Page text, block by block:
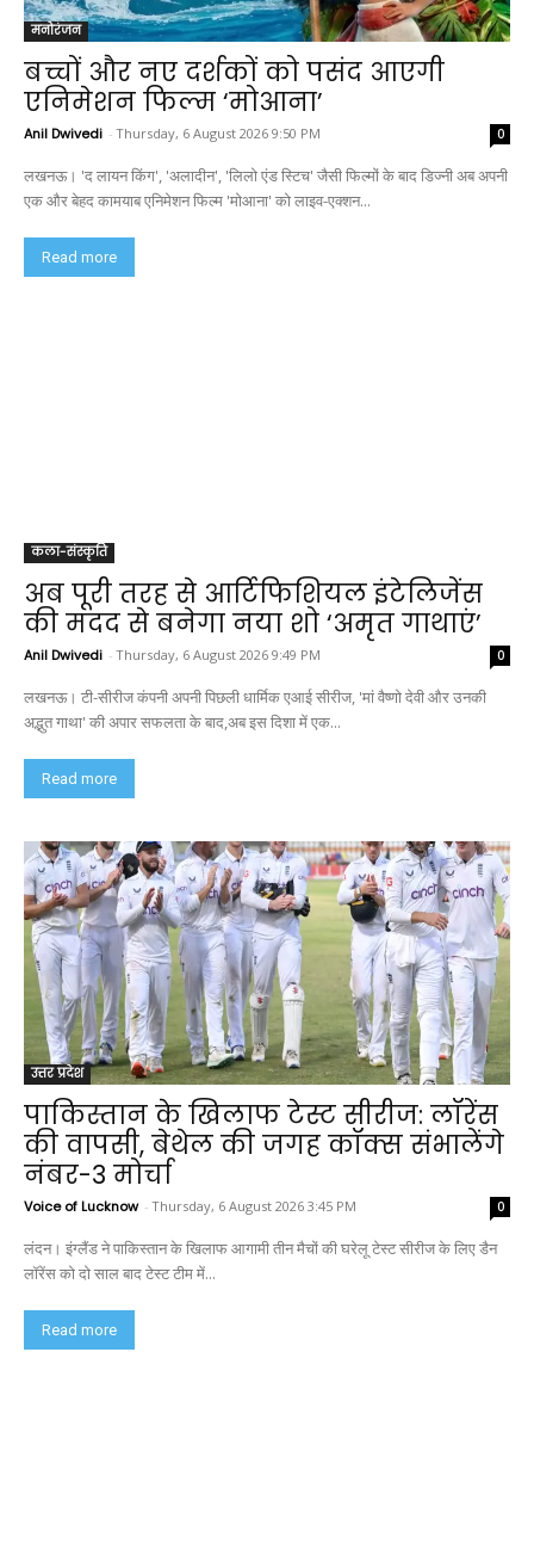
मनोरंजन
बच्चों और नए दर्शकों को पसंद आएगी
एनिमेशन फिल्म ‘मोआना’
Anil Dwivedi - Thursday, 6 August 2026 9:50 PM 0
लखनऊ। 'द लायन किंग', 'अलादीन', 'लिलो एंड स्टिच' जैसी फिल्मों के बाद डिज्नी अब अपनी
एक और बेहद कामयाब एनिमेशन फिल्म 'मोआना' को लाइव-एक्शन...
Read more
कला-संस्कृति
अब पूरी तरह से आर्टिफिशियल इंटेलिजेंस
की मदद से बनेगा नया शो ‘अमृत गाथाएं’
Anil Dwivedi - Thursday, 6 August 2026 9:49 PM 0
लखनऊ। टी-सीरीज कंपनी अपनी पिछली धार्मिक एआई सीरीज, 'मां वैष्णो देवी और उनकी
अद्भुत गाथा' की अपार सफलता के बाद,अब इस दिशा में एक...
Read more
उत्तर प्रदेश
पाकिस्तान के खिलाफ टेस्ट सीरीज: लॉरेंस
की वापसी, बेथेल की जगह कॉक्स संभालेंगे
नंबर-3 मोर्चा
Voice of Lucknow - Thursday, 6 August 2026 3:45 PM 0
लंदन। इंग्लैंड ने पाकिस्तान के खिलाफ आगामी तीन मैचों की घरेलू टेस्ट सीरीज के लिए डैन
लॉरेंस को दो साल बाद टेस्ट टीम में...
Read more